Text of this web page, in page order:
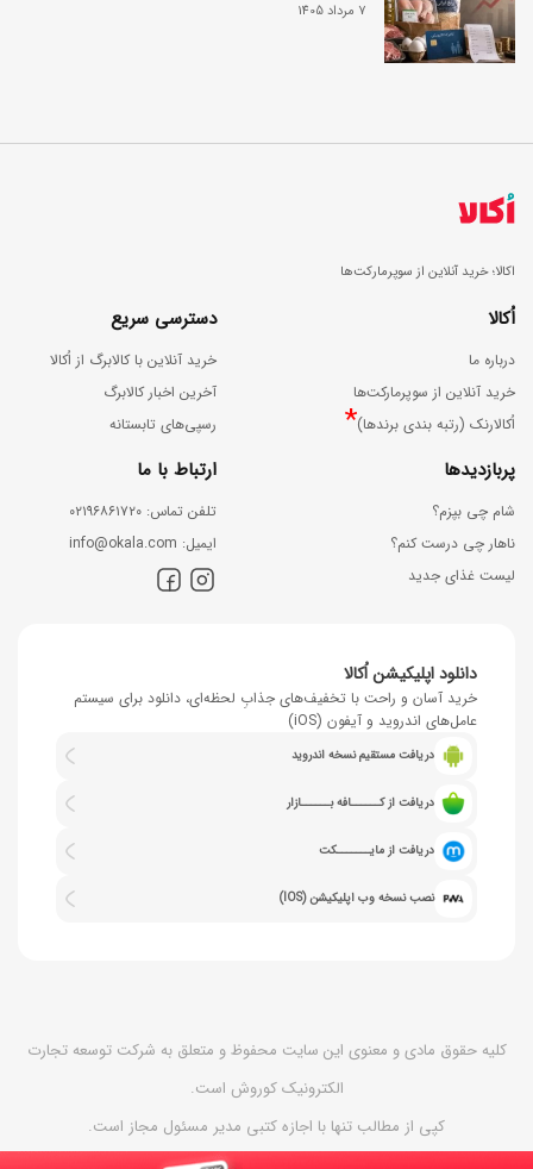
7 مرداد 1405
اکالا؛ خرید آنلاین از سوپرمارکت‌ها
اُکالا
درباره ما
خرید آنلاین از سوپرمارکت‌ها
اُکالارنک (رتبه بندی برندها)*
دسترسی سریع
خرید آنلاین با کالابرگ از اُکالا
آخرین اخبار کالابرگ
رسپی‌های تابستانه
پربازدیدها
شام چی بپزم؟
ناهار چی درست کنم؟
لیست غذای جدید
ارتباط با ما
ﺗﻠﻔﻦ ﺗﻤﺎس: ۰۲۱۹۶۸۶۱۷۲۰
اﯾﻤﯿﻞ: info@okala.com
دانلود اپلیکیشن اُکالا
خرید آسان و راحت با تخفیف‌های جذابِ لحظه‌ای، دانلود برای سیستم
عامل‌های اندروید و آیفون (iOS)
دریافت مستقیم نسخه اندروید
دریافت از کــــــافه بــــــازار
دریافت از مایـــــــکت
نصب نسخه وب اپلیکیشن (IOS)
کلیه حقوق مادی و معنوی این سایت محفوظ و متعلق به شرکت توسعه تجارت
الکترونیک کوروش است.
کپی از مطالب تنها با اجازه کتبی مدیر مسئول مجاز است.